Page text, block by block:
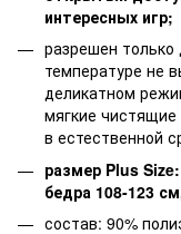
интересных игр;
разрешен только
температуре не
деликатном
мягкие чистящие
в естественной
размер Plus
бедра 108-123
состав: 90%